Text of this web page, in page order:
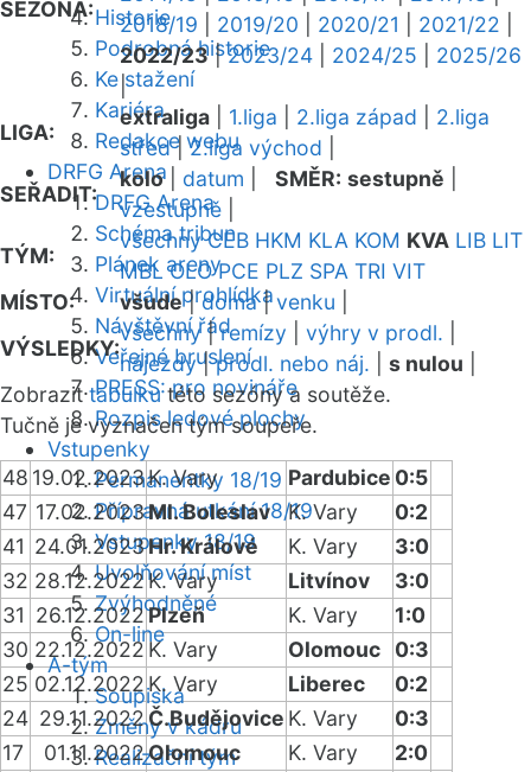
Historie
Podrobná historie
Ke stažení
Kariéra
Redakce webu
DRFG Arena
DRFG Arena
Schéma tribun
Plánek areny
Virtuální prohlídka
Návštěvní řád
Veřejné bruslení
PRESS: pro novináře
Rozpis ledové plochy
Vstupenky
Permanentky 18/19
Přípravná utkání 18/19
Vstupenky 18/19
Uvolňování míst
Zvýhodněné
On-line
A-tým
Soupiska
Změny v kádru
Realizační tým
SEZONA:
2018/19
2019/20 2020/21 2021/22
2022/23|2023/24 2024/25
2025/26
|
LIGA:
extraliga 1.liga 2.liga západ
2.liga
střed|2.liga východ
SEŘADIT:
kolo| datum SMĚR: sestupně
vzestupně
TÝM:
všechny CEB HKM KLA KOM KVA LIB LIT
MBL OLO PCE PLZ SPA TRI VIT
MÍSTO:
všude|doma|venku
VÝSLEDKY:
všechny|remízy výhry v prodl.
nájezdy|prodl. nebo náj. s nulou
Zobrazittabulkutéto sezóny a soutěže.
Tučně je vyznačen tým soupeře.
48 19.02.2023K. Vary Pardubice 0:5
47 17.02.2023Ml. Boleslav K. Vary
0:2
41 24.01.2023Hr. Králové K. Vary
3:0
32 28.12.2022K. Vary Litvínov
3:0
31 26.12.2022Plzeň K. Vary
1:0
30 22.12.2022K. Vary Olomouc
0:3
25 02.12.2022K. Vary Liberec
0:2
24 29.11.2022Č.Budějovice K. Vary
0:3
17
01.11.2022Olomouc K. Vary
2:0